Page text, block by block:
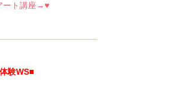
ート講座→♥
験WS■